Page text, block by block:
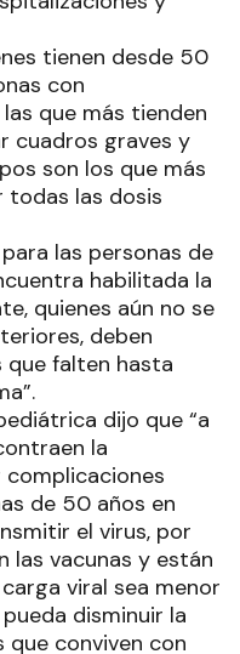
tienen desde 50
con
que más tienden
cuadros graves y
son los que más
las dosis
las personas de
habilitada la
quienes aún no se
deben
que falten hasta
dijo que “a
la
de 50 años en
el virus, por
las vacunas y están
viral sea menor
disminuir la
conviven con